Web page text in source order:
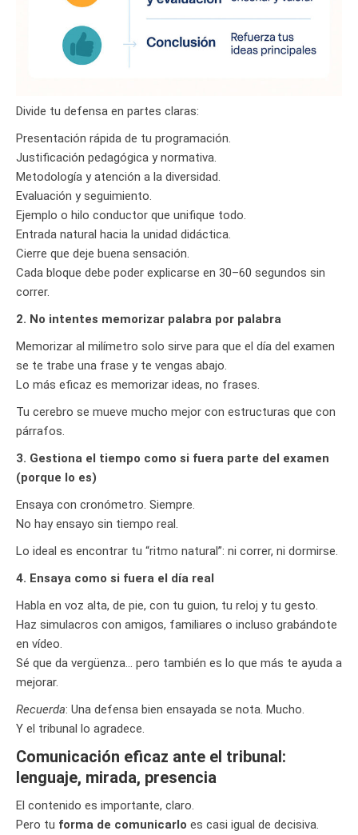
Divide tu defensa en partes claras:
Presentación rápida de tu programación.
Justificación pedagógica y normativa.
Metodología y atención a la diversidad.
Evaluación y seguimiento.
Ejemplo o hilo conductor que unifique todo.
Entrada natural hacia la unidad didáctica.
Cierre que deje buena sensación.
Cada bloque debe poder explicarse en 30–60 segundos sin
correr.
2. No intentes memorizar palabra por palabra
Memorizar al milímetro solo sirve para que el día del examen
se te trabe una frase y te vengas abajo.
Lo más eficaz es memorizar ideas, no frases.
Tu cerebro se mueve mucho mejor con estructuras que con
párrafos.
3. Gestiona el tiempo como si fuera parte del examen
(porque lo es)
Ensaya con cronómetro. Siempre.
No hay ensayo sin tiempo real.
Lo ideal es encontrar tu “ritmo natural”: ni correr, ni dormirse.
4. Ensaya como si fuera el día real
Habla en voz alta, de pie, con tu guion, tu reloj y tu gesto.
Haz simulacros con amigos, familiares o incluso grabándote
en vídeo.
Sé que da vergüenza… pero también es lo que más te ayuda a
mejorar.
Recuerda: Una defensa bien ensayada se nota. Mucho.
Y el tribunal lo agradece.
Comunicación eficaz ante el tribunal:
lenguaje, mirada, presencia
El contenido es importante, claro.
Pero tu forma de comunicarlo es casi igual de decisiva.